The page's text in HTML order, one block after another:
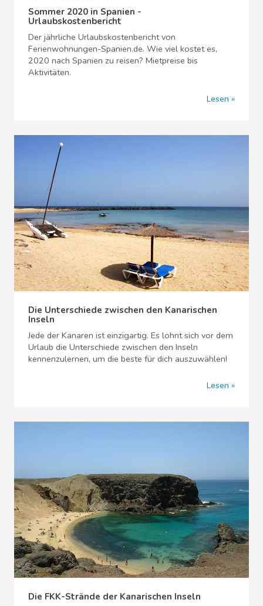
Sommer 2020 in Spanien -
Urlaubskostenbericht
Der jährliche Urlaubskostenbericht von
Ferienwohnungen-Spanien.de. Wie viel kostet es,
2020 nach Spanien zu reisen? Mietpreise bis
Aktivitäten.
Lesen
Die Unterschiede zwischen den Kanarischen
Inseln
Jede der Kanaren ist einzigartig. Es lohnt sich vor dem
Urlaub die Unterschiede zwischen den Inseln
kennenzulernen, um die beste für dich auszuwählen!
Lesen
Die FKK-Strände der Kanarischen Inseln